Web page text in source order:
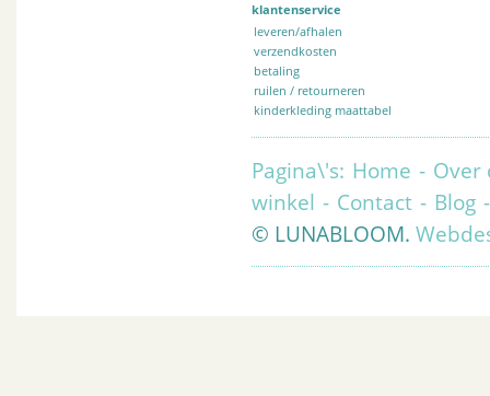
klantenservice
leveren/afhalen
verzendkosten
betaling
ruilen / retourneren
kinderkleding maattabel
Pagina\'s: Home - Over
winkel - Contact - Blog
© LUNABLOOM.